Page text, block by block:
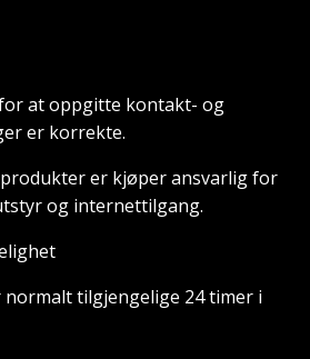
at oppgitte kontakt- og
er korrekte.
er kjøper ansvarlig for
og internettilgang.
tilgjengelige 24 timer i